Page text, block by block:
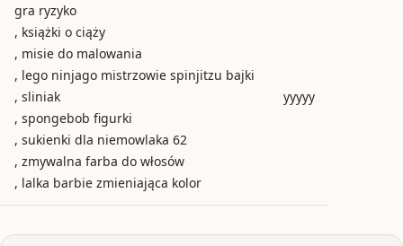
gra ryzyko
, książki o ciąży
, misie do malowania
, lego ninjago mistrzowie spinjitzu bajki
, sliniak
, spongebob figurki
, sukienki dla niemowlaka 62
, zmywalna farba do włosów
, lalka barbie zmieniająca kolor
yyyyy